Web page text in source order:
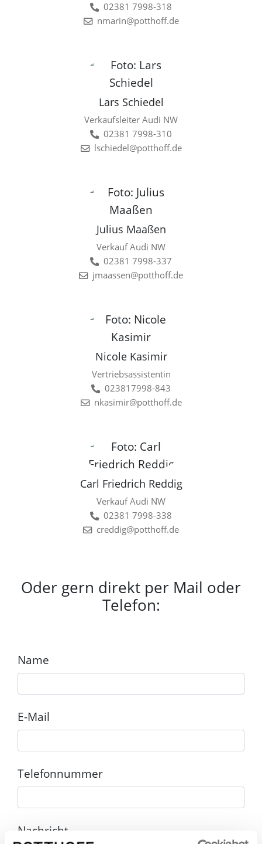
02381 7998-318
nmarin@potthoff.de
Lars Schiedel
Verkaufsleiter Audi NW
02381 7998-310
lschiedel@potthoff.de
Julius Maaßen
Verkauf Audi NW
02381 7998-337
jmaassen@potthoff.de
Nicole Kasimir
Vertriebsassistentin
023817998-843
nkasimir@potthoff.de
Carl Friedrich Reddig
Verkauf Audi NW
02381 7998-338
creddig@potthoff.de
Oder gern direkt per Mail oder
Telefon:
Name
E-Mail
Telefonnummer
Nachricht